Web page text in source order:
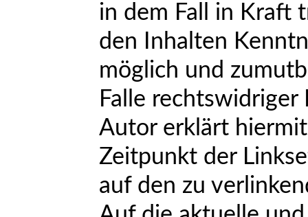
in dem Fall in Kraft
den Inhalten
möglich und
Falle
Autor erklärt
Zeitpunkt der
auf den zu